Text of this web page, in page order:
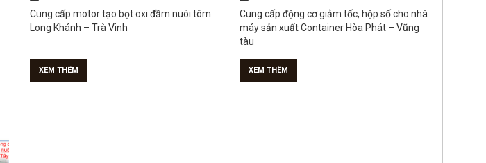
Cung cấp motor tạo bọt oxi đầm nuôi tôm
Long Khánh – Trà Vinh
XEM THÊM
Cung cấp động cơ giảm tốc, hộp số cho nhà
máy sản xuất Container Hòa Phát – Vũng
tàu
XEM THÊM